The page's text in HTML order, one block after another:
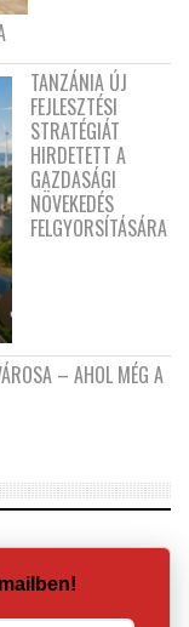
TANZÁNIA ÚJ
FEJLESZTÉSI
STRATÉGIÁT
HIRDETETT A
GAZDASÁGI
NÖVEKEDÉS
FELGYORSÍTÁSÁRA
– AHOL MÉG A